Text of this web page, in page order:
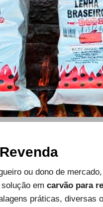
ou dono de
em carvão para
práticas, diversas